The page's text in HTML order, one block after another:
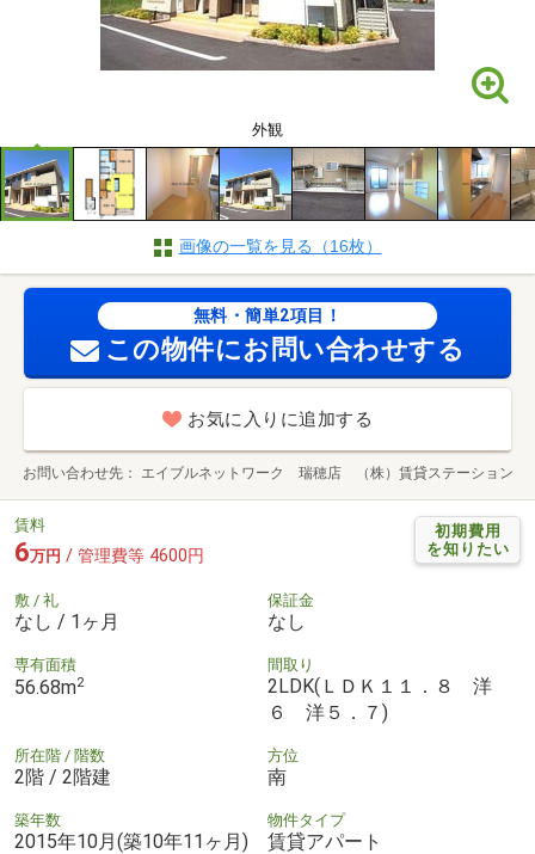
外観
画像の一覧を見る（16枚）
無料・簡単2項目！
この物件にお問い合わせする
お気に入りに追加する
お問い合わせ先 エイブルネットワーク 瑞穂店 （株）賃貸ステーション
初期費用
を知りたい
賃料
6万円 / 管理費等 4600円
敷 / 礼
なし / 1ヶ月
保証金
なし
専有面積
56.68m2
間取り
2LDK(ＬＤＫ１１．８ 洋
６ 洋５．７)
所在階 / 階数
2階 / 2階建
方位
南
築年数
2015年10月(築10年11ヶ月)
物件タイプ
賃貸アパート